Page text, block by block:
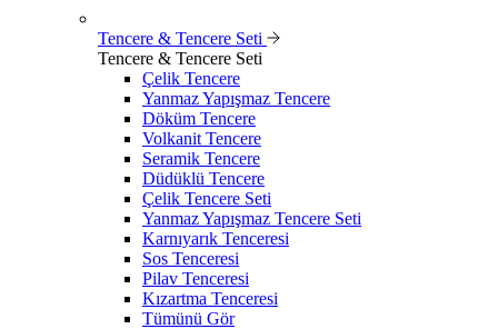
Tencere & Tencere Seti
Tencere & Tencere Seti
Çelik Tencere
Yanmaz Yapışmaz Tencere
Döküm Tencere
Volkanit Tencere
Seramik Tencere
Düdüklü Tencere
Çelik Tencere Seti
Yanmaz Yapışmaz Tencere Seti
Karnıyarık Tenceresi
Sos Tenceresi
Pilav Tenceresi
Kızartma Tenceresi
Tümünü Gör